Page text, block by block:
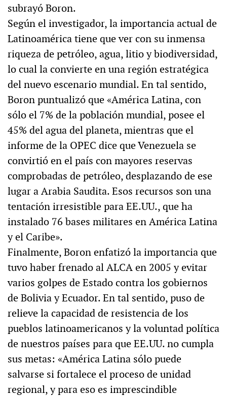
subrayó Boron.
Según el investigador, la importancia actual de
Latinoamérica tiene que ver con su inmensa
riqueza de petróleo, agua, litio y biodiversidad,
lo cual la convierte en una región estratégica
del nuevo escenario mundial. En tal sentido,
Boron puntualizó que «América Latina, con
sólo el 7% de la población mundial, posee el
45% del agua del planeta, mientras que el
informe de la OPEC dice que Venezuela se
convirtió en el país con mayores reservas
comprobadas de petróleo, desplazando de ese
lugar a Arabia Saudita. Esos recursos son una
tentación irresistible para EE.UU., que ha
instalado 76 bases militares en América Latina
y el Caribe».
Finalmente, Boron enfatizó la importancia que
tuvo haber frenado al ALCA en 2005 y evitar
varios golpes de Estado contra los gobiernos
de Bolivia y Ecuador. En tal sentido, puso de
relieve la capacidad de resistencia de los
pueblos latinoamericanos y la voluntad política
de nuestros países para que EE.UU. no cumpla
sus metas: «América Latina sólo puede
salvarse si fortalece el proceso de unidad
regional, y para eso es imprescindible